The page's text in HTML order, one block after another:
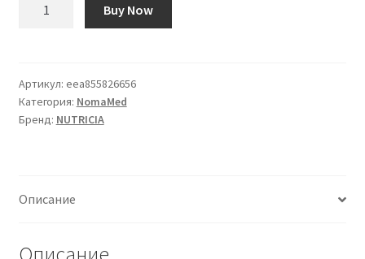
Multi
Fibre
Vanille
PZN
Buy Now
Артикул: eea855826656
Категория: NomaMed
Бренд: NUTRICIA
Описание